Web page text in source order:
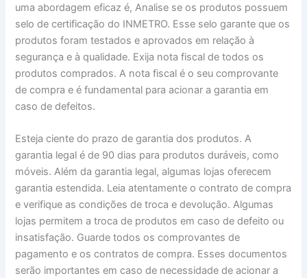
uma abordagem eficaz é, Analise se os produtos possuem
selo de certificação do INMETRO. Esse selo garante que os
produtos foram testados e aprovados em relação à
segurança e à qualidade. Exija nota fiscal de todos os
produtos comprados. A nota fiscal é o seu comprovante
de compra e é fundamental para acionar a garantia em
caso de defeitos.
Esteja ciente do prazo de garantia dos produtos. A
garantia legal é de 90 dias para produtos duráveis, como
móveis. Além da garantia legal, algumas lojas oferecem
garantia estendida. Leia atentamente o contrato de compra
e verifique as condições de troca e devolução. Algumas
lojas permitem a troca de produtos em caso de defeito ou
insatisfação. Guarde todos os comprovantes de
pagamento e os contratos de compra. Esses documentos
serão importantes em caso de necessidade de acionar a